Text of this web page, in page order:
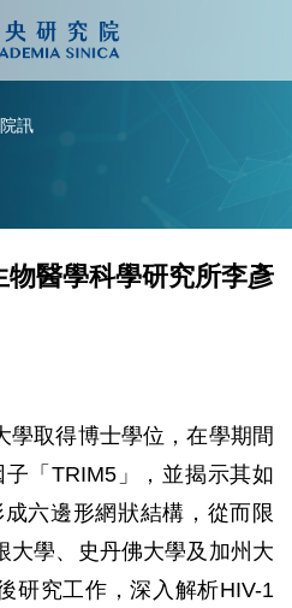
訊
醫學科學研究所李彥
學取得博士學位，在學期間
「TRIM5」，並揭示其如
六邊形網狀結構，從而限
大學、史丹佛大學及加州大
研究工作，深入解析HIV-1